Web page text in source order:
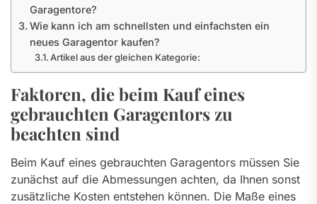
Garagentore?
Wie kann ich am schnellsten und einfachsten ein
neues Garagentor kaufen?
Artikel aus der gleichen Kategorie:
Faktoren, die beim Kauf eines
gebrauchten Garagentors zu
beachten sind
Beim Kauf eines gebrauchten Garagentors müssen Sie
zunächst auf die Abmessungen achten, da Ihnen sonst
zusätzliche Kosten entstehen können. Die Maße eines